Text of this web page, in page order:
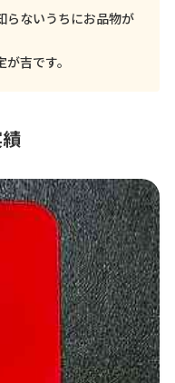
らないうちにお品物が
吉です。